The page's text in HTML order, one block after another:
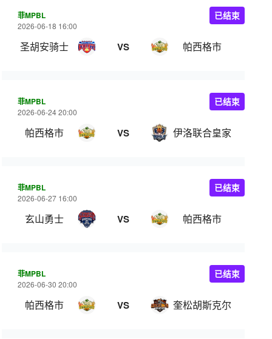
菲MPBL
2026-06-18 16:00
圣胡安骑士 VS 帕西格市
已结束
菲MPBL
2026-06-24 20:00
帕西格市 VS 伊洛联合皇家
已结束
菲MPBL
2026-06-27 16:00
玄山勇士 VS 帕西格市
已结束
菲MPBL
2026-06-30 20:00
帕西格市 VS 奎松胡斯克尔
已结束